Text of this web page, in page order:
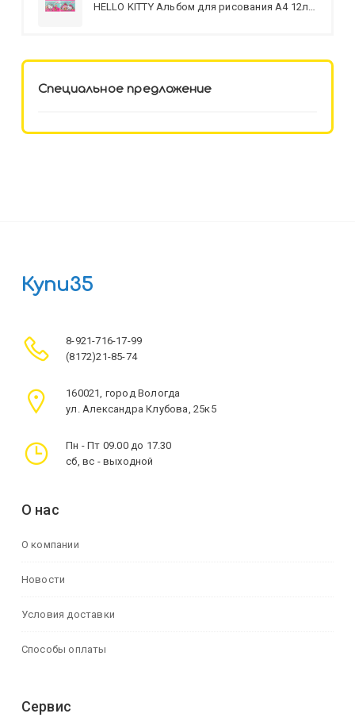
HELLO KITTY Альбом для рисования А4 12л.
Специальное предложение
Купи35
8-921-716-17-99
(8172)21-85-74
160021, город Вологда
ул. Александра Клубова, 25к5
Пн - Пт 09.00 до 17.30
сб, вс - выходной
О нас
О компании
Новости
Условия доставки
Способы оплаты
Сервис